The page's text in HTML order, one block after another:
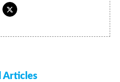
Articles